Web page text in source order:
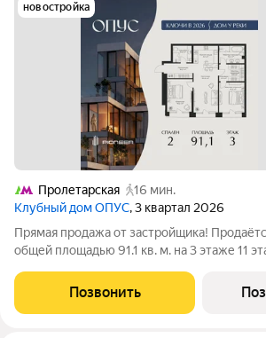
новостройка
Пролетарская
16 мин.
Клубный дом ОПУС, 3 квартал 2026
Прямая продажа от застройщика!
общей площадью 91.1 кв. м. на 3 этаже 11
проект премиум-класса от девелопера
архитектурной концепцией от
Позвонить